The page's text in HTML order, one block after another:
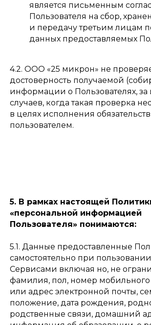
является письменным
Пользователя на сбор,
и передачу третьим лицам
данных предоставляемых
4.2. ООО «25 микрон» не
достоверность получаемой
информации о Пользователях,
случаев, когда такая проверка
в целях исполнения
пользователем.
5. В рамках настоящей
«персональной информацией
Пользователя» понимаются:
5.1. Данные предоставленные
самостоятельно при
Сервисами включая но, не
фамилия, пол, номер
или адрес электронной почты,
положение, дата рождения,
родственные связи, домашний